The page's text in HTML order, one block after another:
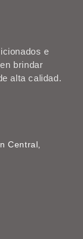
e
brindar
alta calidad.
Central,